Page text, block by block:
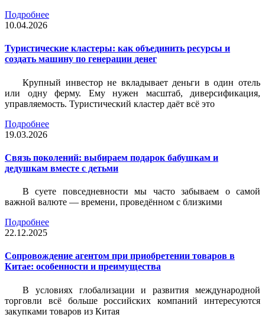
Подробнее
10.04.2026
Туристические кластеры: как объединить ресурсы и
создать машину по генерации денег
Крупный инвестор не вкладывает деньги в один отель
или одну ферму. Ему нужен масштаб, диверсификация,
управляемость. Туристический кластер даёт всё это
Подробнее
19.03.2026
Связь поколений: выбираем подарок бабушкам и
дедушкам вместе с детьми
В суете повседневности мы часто забываем о самой
важной валюте — времени, проведённом с близкими
Подробнее
22.12.2025
Сопровождение агентом при приобретении товаров в
Китае: особенности и преимущества
В условиях глобализации и развития международной
торговли всё больше российских компаний интересуются
закупками товаров из Китая